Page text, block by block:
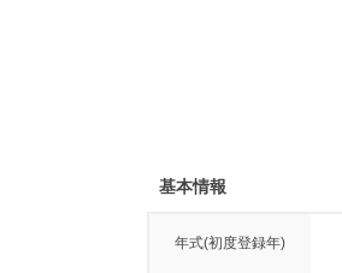
基本情報
年式(初度登録年)